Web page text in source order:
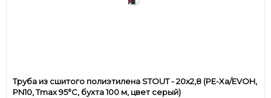
Труба из сшитого полиэтилена STOUT - 20x2,8 (PE-Xa/EVOH,
PN10, Tmax 95°C, бухта 100 м, цвет серый)